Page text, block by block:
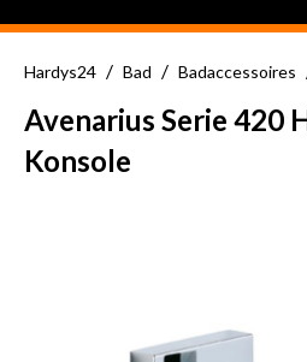
Hardys24 / Bad / Badaccessoires
Avenarius Serie 420
Konsole